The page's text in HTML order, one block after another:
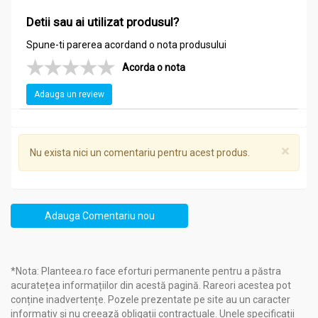
Detii sau ai utilizat produsul?
Spune-ti parerea acordand o nota produsului
Acorda o nota
Adauga un review
×
Nu exista nici un comentariu pentru acest produs.
Adauga Comentariu nou
*Nota: Planteea.ro face eforturi permanente pentru a păstra
acuratețea informațiilor din acestă pagină. Rareori acestea pot
conține inadvertențe. Pozele prezentate pe site au un caracter
informativ și nu creează obligații contractuale. Unele specificații